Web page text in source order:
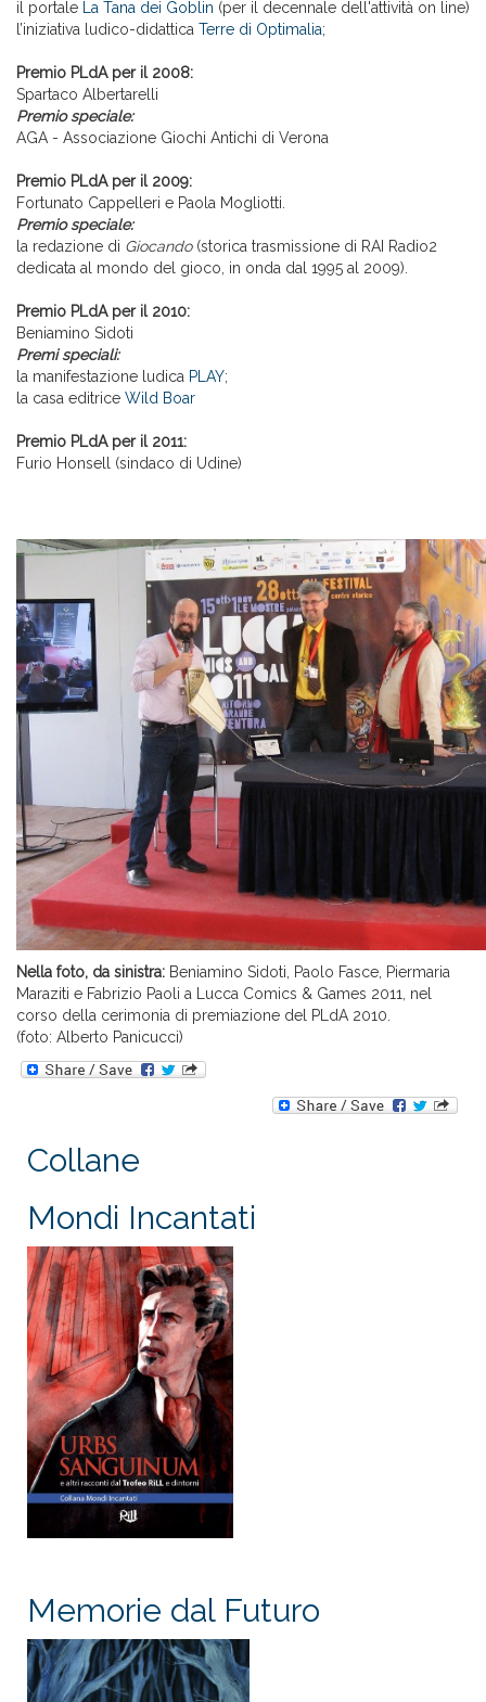
il portale
La Tana dei Goblin (per il decennale dell'attività on line)
l’iniziativa ludico-didattica Terre di Optimalia;
Premio PLdA per il 2008:
Spartaco Albertarelli
Premio speciale:
AGA - Associazione Giochi Antichi di Verona
Premio PLdA per il 2009:
Fortunato Cappelleri e Paola Mogliotti.
Premio speciale:
la redazione di Giocando(storica trasmissione di RAI Radio2
dedicata al mondo del gioco, in onda dal 1995 al 2009).
Premio PLdA per il 2010:
Beniamino Sidoti
Premi speciali:
la manifestazione ludica PLAY;
la casa editrice Wild Boar
Premio PLdA per il 2011:
Furio Honsell (sindaco di Udine)
Nella foto, da sinistra: Beniamino Sidoti, Paolo Fasce, Piermaria
Maraziti e Fabrizio Paoli a Lucca Comics & Games 2011, nel
corso della cerimonia di premiazione del PLdA 2010.
(foto: Alberto Panicucci)
Collane
Mondi Incantati
Memorie dal Futuro